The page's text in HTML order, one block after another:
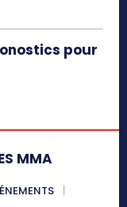
pour
MMA